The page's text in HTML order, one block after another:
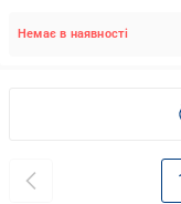
Немає в наявності